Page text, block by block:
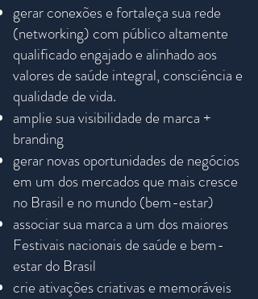
gerar conexões e fortaleça sua rede
(networking) com público altamente
qualificado engajado e alinhado aos
valores de saúde integral, consciência e
qualidade de vida.
amplie sua visibilidade de marca +
branding
gerar novas oportunidades de negócios
em um dos mercados que mais cresce
no Brasil e no mundo (bem-estar)
associar sua marca a um dos maiores
Festivais nacionais de saúde e bem-
estar do Brasil
crie ativações criativas e memoráveis​